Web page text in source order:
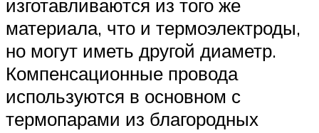
изготавливаются из того же
материала, что и термоэлектроды,
но могут иметь другой диаметр.
Компенсационные провода
используются в основном с
термопарами из благородных